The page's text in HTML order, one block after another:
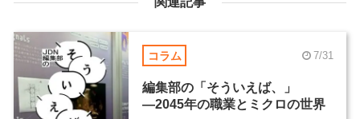
コラム 7/31
編集部の「そういえば、」
―2045年の職業とミクロの世界